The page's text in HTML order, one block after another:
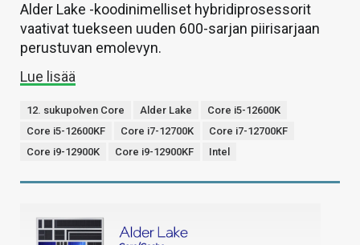
Alder Lake -koodinimelliset hybridiprosessorit
vaativat tuekseen uuden 600-sarjan piirisarjaan
perustuvan emolevyn.
Lue lisää
12. sukupolven Core Alder Lake
Core i5-12600K
Core i5-12600KF
Core i7-12700K
Core i7-12700KF
Core i9-12900K
Core i9-12900KF Intel